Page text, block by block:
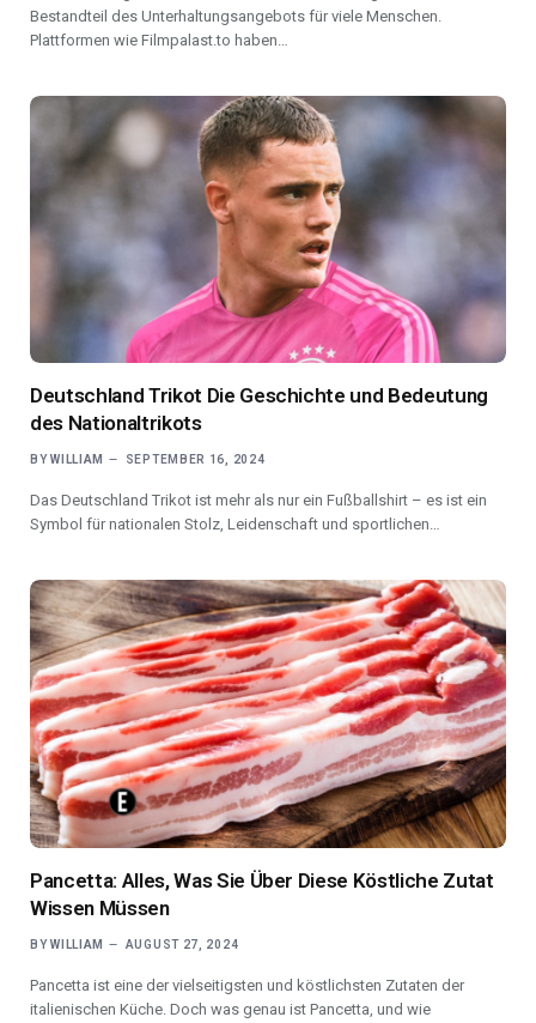
Bestandteil des Unterhaltungsangebots für viele Menschen.
Plattformen wie Filmpalast.to haben…
Deutschland Trikot Die Geschichte und Bedeutung
des Nationaltrikots
BY WILLIAM SEPTEMBER 16, 2024
Das Deutschland Trikot ist mehr als nur ein Fußballshirt – es ist ein
Symbol für nationalen Stolz, Leidenschaft und sportlichen…
Pancetta: Alles, Was Sie Über Diese Köstliche Zutat
Wissen Müssen
BY WILLIAM AUGUST 27, 2024
Pancetta ist eine der vielseitigsten und köstlichsten Zutaten der
italienischen Küche. Doch was genau ist Pancetta, und wie